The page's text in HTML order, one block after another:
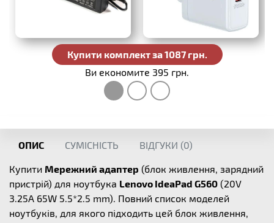
Купити комплект за 1087 грн.
Ви економите 395 грн.
ОПИС СУМІСНІСТЬ ВІДГУКИ (0)
Купити Мережний адаптер (блок живлення, зарядний
пристрій) для ноутбука Lenovo IdeaPad G560 (20V
3.25A 65W 5.5*2.5 mm). Повний список моделей
ноутбуків, для якого підходить цей блок живлення,